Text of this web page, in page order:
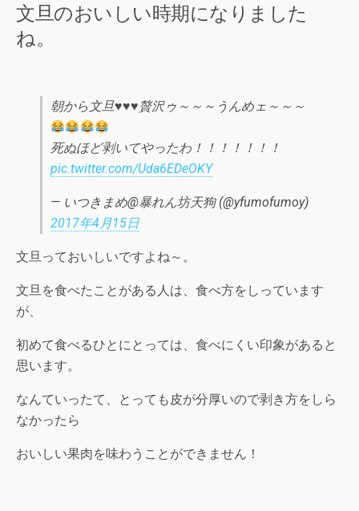
文旦のおいしい時期になりました
ね。
朝から文旦♥♥♥贅沢ゥ～～～うんめェ～～～
死ぬほど剥いてやったわ！！！！！！！
pic.twitter.com/Uda6EDeOKY
— いつきまめ@暴れん坊天狗 (@yfumofumoy)
2017年4月15日
文旦っておいしいですよね～。
文旦を食べたことがある人は、食べ方をしっています
が、
初めて食べるひとにとっては、食べにくい印象があると
思います。
なんていったて、とっても皮が分厚いので剥き方をしら
なかったら
おいしい果肉を味わうことができません！